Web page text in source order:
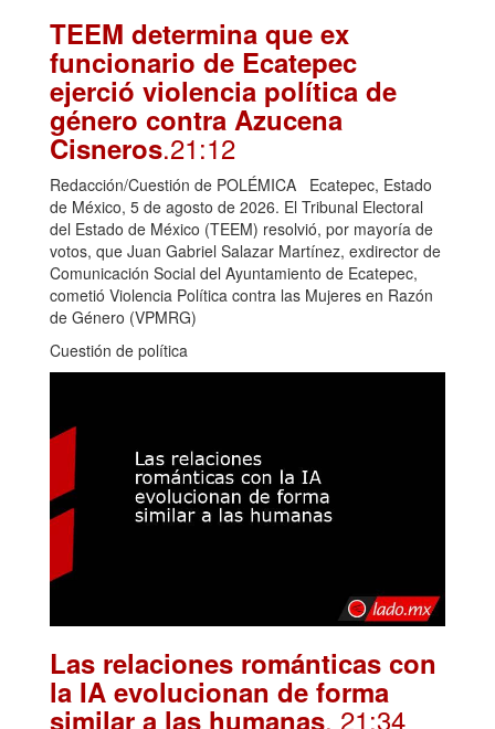
TEEM determina que ex
funcionario de Ecatepec
ejerció violencia política de
género contra Azucena
Cisneros.21:12
Redacción/Cuestión de POLÉMICA Ecatepec, Estado
de México, 5 de agosto de 2026. El Tribunal Electoral
del Estado de México (TEEM) resolvió, por mayoría de
votos, que Juan Gabriel Salazar Martínez, exdirector de
Comunicación Social del Ayuntamiento de Ecatepec,
cometió Violencia Política contra las Mujeres en Razón
de Género (VPMRG)
Cuestión de política
Las relaciones románticas con
la IA evolucionan de forma
similar a las humanas. 21:34